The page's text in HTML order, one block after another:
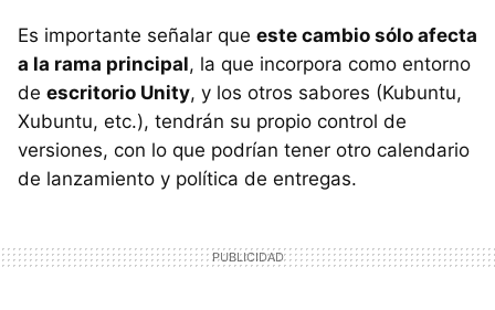
Es importante señalar que este cambio sólo afecta
a la rama principal, la que incorpora como entorno
de escritorio Unity, y los otros sabores (Kubuntu,
Xubuntu, etc.), tendrán su propio control de
versiones, con lo que podrían tener otro calendario
de lanzamiento y política de entregas.